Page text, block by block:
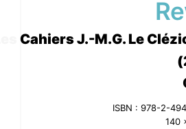
Les Cahiers J.-M.G. Le
ISBN : 978-2-
140